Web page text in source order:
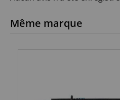
Même marque